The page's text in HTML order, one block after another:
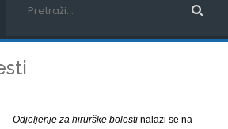
Odjeljenje za hirurške bolesti nalazi se na